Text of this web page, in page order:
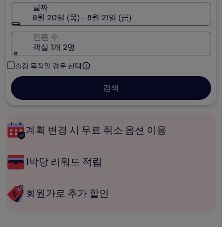
날짜
8월 20일 (목) - 8월 21일 (금)
인원 수
객실 1개 2명
출장 목적일 경우 선택
검색
계획 변경 시 무료 취소 옵션 이용
1박당 리워드 적립
회원가로 추가 할인